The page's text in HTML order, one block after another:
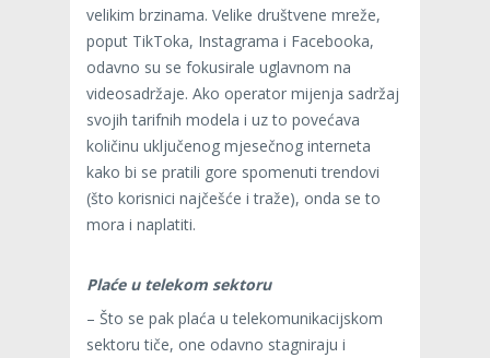
velikim brzinama. Velike društvene mreže,
poput TikToka, Instagrama i Facebooka,
odavno su se fokusirale uglavnom na
videosadržaje. Ako operator mijenja sadržaj
svojih tarifnih modela i uz to povećava
količinu uključenog mjesečnog interneta
kako bi se pratili gore spomenuti trendovi
(što korisnici najčešće i traže), onda se to
mora i naplatiti.
Plaće u telekom sektoru
– Što se pak plaća u telekomunikacijskom
sektoru tiče, one odavno stagniraju i